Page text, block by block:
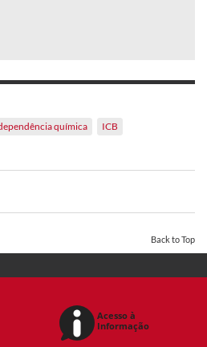
química
ICB
Back to Top